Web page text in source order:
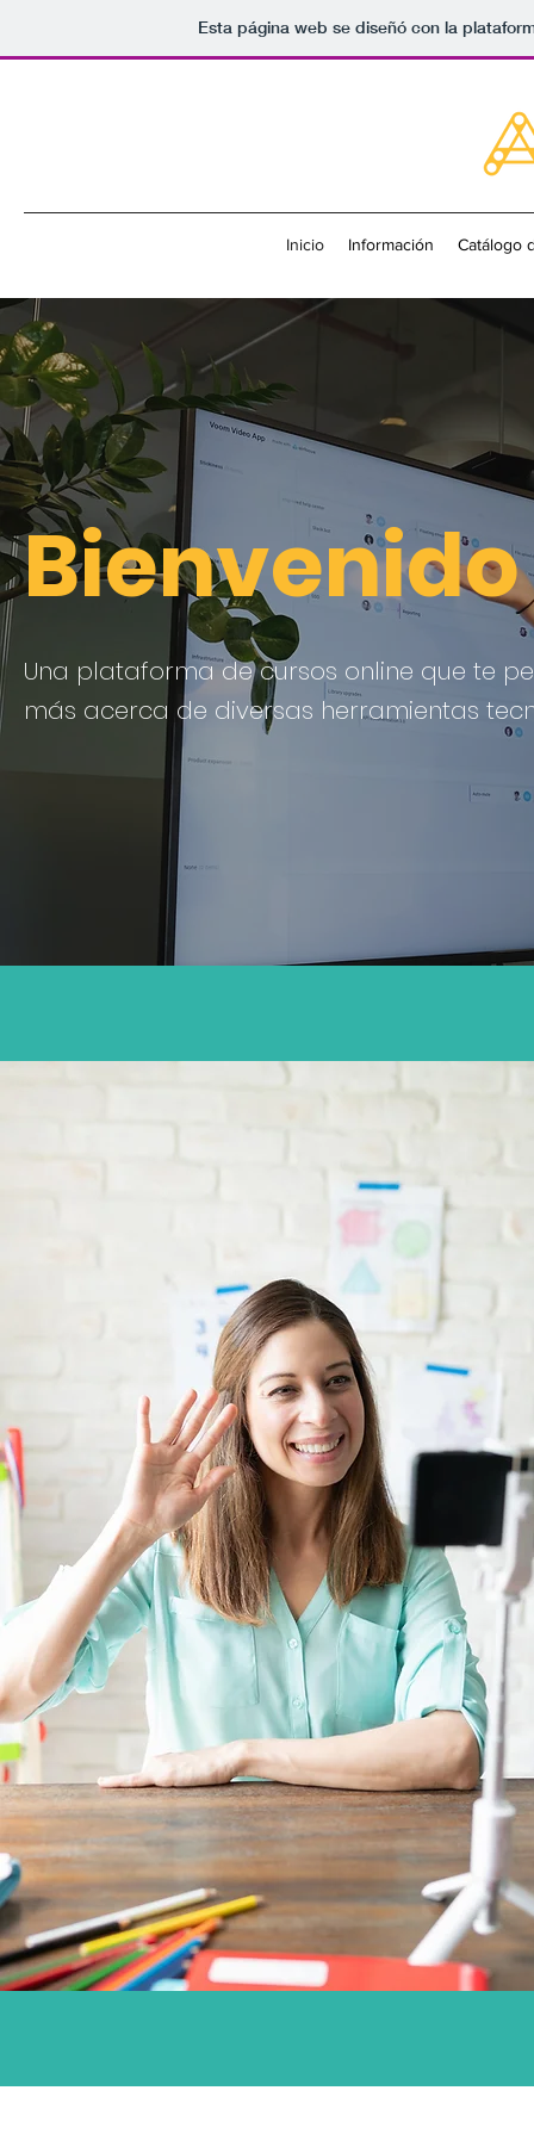
Esta página web se diseñó con la
Inicio Información Catálogo
Bienvenido
Una plataforma de cursos online que te
más acerca de diversas herramientas